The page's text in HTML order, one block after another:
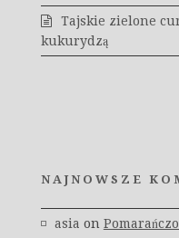
Tajskie zielone
kukurydzą
NAJNOWSZE
asia on